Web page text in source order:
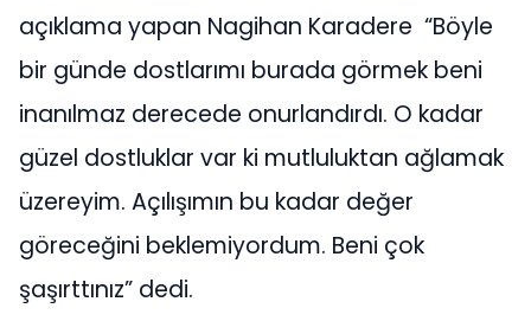
açıklama yapan Nagihan Karadere “Böyle
bir günde dostlarımı burada görmek beni
inanılmaz derecede onurlandırdı. O kadar
güzel dostluklar var ki mutluluktan ağlamak
üzereyim. Açılışımın bu kadar değer
göreceğini beklemiyordum. Beni çok
şaşırttınız” dedi.